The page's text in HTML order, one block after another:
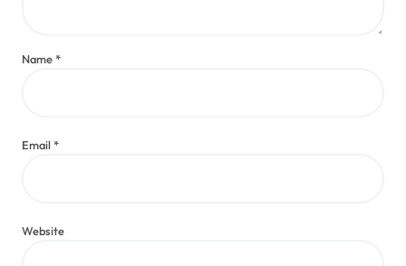
Name*
Email*
Website